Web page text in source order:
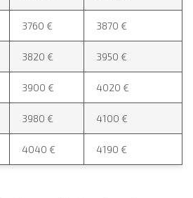
3760 € 3870 €
3820 € 3950 €
3900 € 4020 €
3980 € 4100 €
4040 € 4190 €